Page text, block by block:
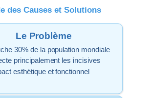
des Causes et Solutions
Le Problème
30% de la population mondiale
principalement les incisives
esthétique et fonctionnel